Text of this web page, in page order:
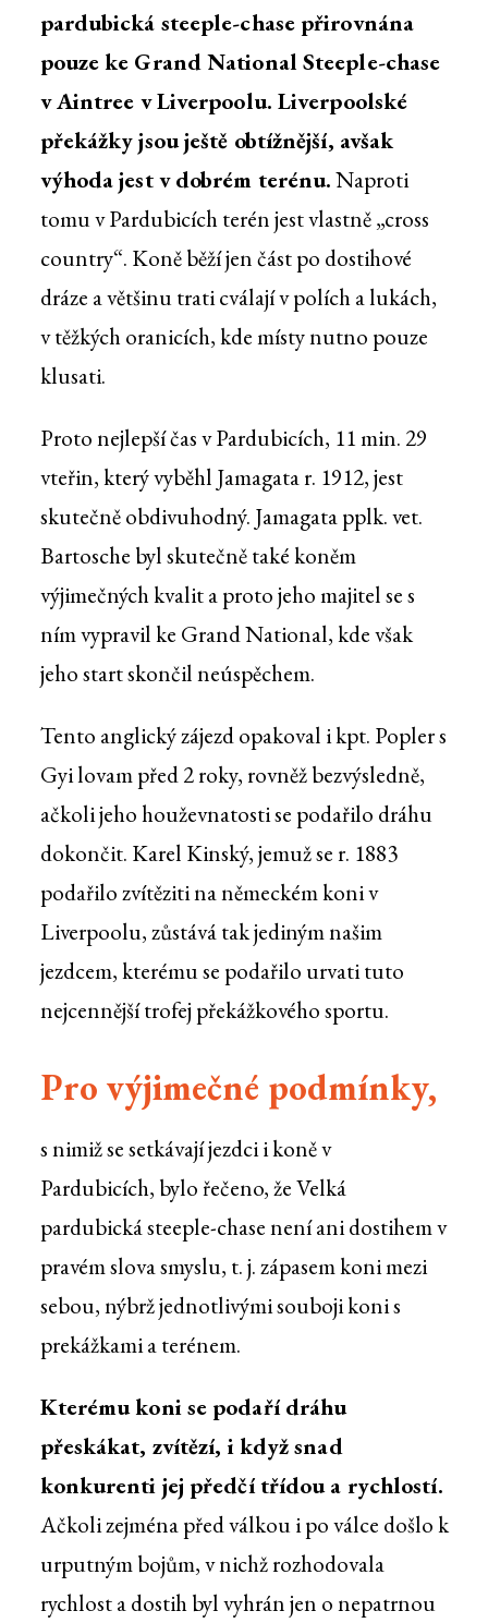
pardubická steeple-chase přirovnána
pouze ke Grand National Steeple-chase
v Aintree v Liverpoolu. Liverpoolské
překážky jsou ještě obtížnější, avšak
výhoda jest v dobrém terénu.Naproti
tomu v Pardubicích terén jest vlastně „cross
country“. Koně běží jen část po dostihové
dráze a většinu trati cválají v polích a lukách,
v těžkých oranicích, kde místy nutno pouze
klusati.
Proto nejlepší čas v Pardubicích, 11 min. 29
vteřin, který vyběhl Jamagata r. 1912, jest
skutečně obdivuhodný. Jamagata pplk. vet.
Bartosche byl skutečně také koněm
výjimečných kvalit a proto jeho majitel se s
ním vypravil ke Grand National, kde však
jeho start skončil neúspěchem.
Tento anglický zájezd opakoval i kpt. Popler s
Gyi lovam před 2 roky, rovněž bezvýsledně,
ačkoli jeho houževnatosti se podařilo dráhu
dokončit. Karel Kinský, jemuž se r. 1883
podařilo zvítěziti na německém koni v
Liverpoolu, zůstává tak jediným našim
jezdcem, kterému se podařilo urvati tuto
nejcennější trofej překážkového sportu.
Pro výjimečné podmínky,
s nimiž se setkávají jezdci i koně v
Pardubicích, bylo řečeno, že Velká
pardubická steeple-chase není ani dostihem v
pravém slova smyslu, t. j. zápasem koni mezi
sebou, nýbrž jednotlivými souboji koni s
prekážkami a terénem.
Kterému koni se podaří dráhu
přeskákat, zvítězí, i když snad
konkurenti jej předčí třídou a rychlostí.
Ačkoli zejména před válkou i po válce došlo k
urputným bojům, v nichž rozhodovala
rychlost a dostih byl vyhrán jen o nepatrnou